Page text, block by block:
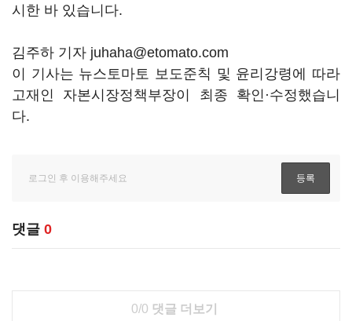
시한 바 있습니다.
김주하 기자 juhaha@etomato.com
이 기사는 뉴스토마토 보도준칙 및 윤리강령에 따라
고재인 자본시장정책부장이 최종 확인·수정했습니
다.
댓글 0
0/0 댓글 더보기